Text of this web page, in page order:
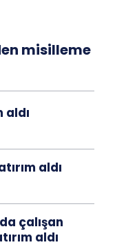
misilleme
aldı
aldı
çalışan
aldı